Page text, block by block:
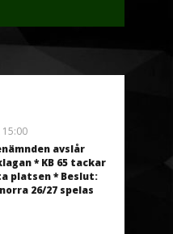
15:00
avslår
* KB 65 tackar
platsen * Beslut:
26/27 spelas